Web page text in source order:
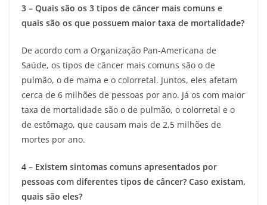
3 – Quais são os 3 tipos de câncer mais comuns e
quais são os que possuem maior taxa de mortalidade?
De acordo com a Organização Pan-Americana de
Saúde, os tipos de câncer mais comuns são o de
pulmão, o de mama e o colorretal. Juntos, eles afetam
cerca de 6 milhões de pessoas por ano. Já os com maior
taxa de mortalidade são o de pulmão, o colorretal e o
de estômago, que causam mais de 2,5 milhões de
mortes por ano.
4 – Existem sintomas comuns apresentados por
pessoas com diferentes tipos de câncer? Caso existam,
quais são eles?